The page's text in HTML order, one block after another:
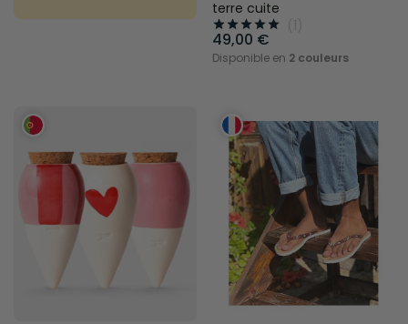
terre cuite
    
49,00 €
Disponible en 2 couleurs